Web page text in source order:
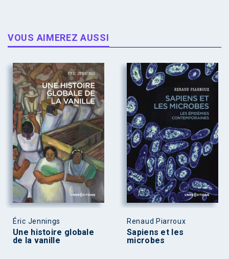
VOUS AIMEREZ AUSSI
Éric Jennings
Une histoire globale
de la vanille
Renaud Piarroux
Sapiens et les
microbes